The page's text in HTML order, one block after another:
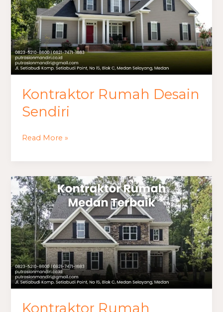
Kontraktor Rumah Desain
Sendiri
Sendiri
Read More »
Kontraktor Rumah
Kontraktor
Rumah
Medan
Terbaik